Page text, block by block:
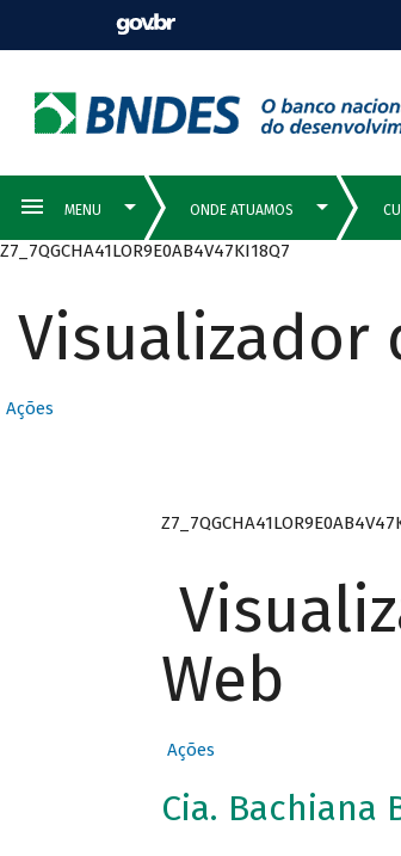
Z7_7QGCHA41LOR9E0AB4V47KI18Q7
Visualizador
Ações
Web
Ações
Cia. Bachiana